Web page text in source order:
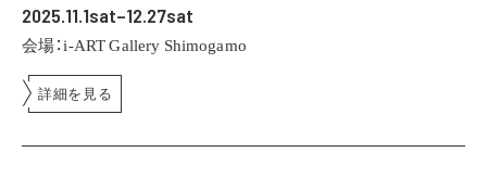
2025.11.1sat–12.27sat
会場：i-ART Gallery Shimogamo
詳細を見る